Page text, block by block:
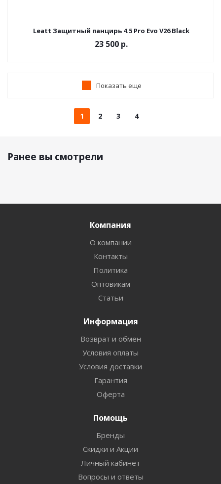
Leatt Защитный панцирь 4.5 Pro Evo V26 Black
23 500 р.
Показать еще
1 2 3 4
Ранее вы смотрели
Компания
О компании
Контакты
Политика
Оптовикам
Статьи
Информация
Возврат и обмен
Условия оплаты
Условия доставки
Гарантия
Оферта
Помощь
Бренды
Скидки и Акции
Личный кабинет
Вопросы и ответы